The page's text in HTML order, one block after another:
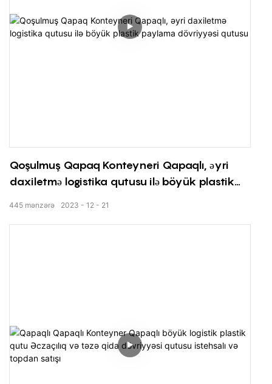
Qoşulmuş Qapaq Konteyneri Qapaqlı, əyri
daxiletmə logistika qutusu ilə böyük plastik
2023 12 21
445 mənzərə